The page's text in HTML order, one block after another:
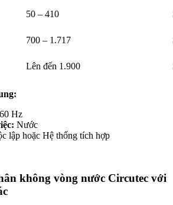
50 – 410
700 – 1.717
Lên đến 1.900
Hz
Nước
lập hoặc Hệ thống tích hợp
không vòng nước Circutec với